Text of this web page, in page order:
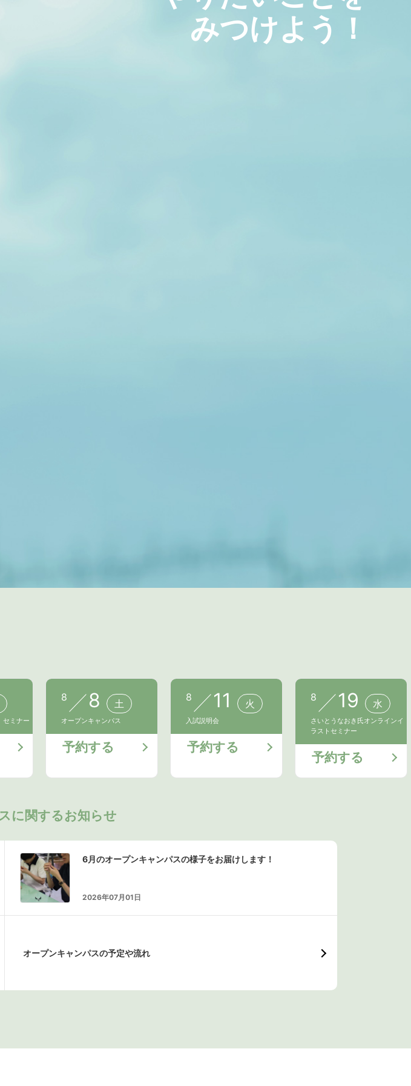
みつけよう！
ミナー
8 8 土
オープンキャンパス
予約する
8 11 火
入試説明会
予約する
8 19 水
さいとうなおき氏オンラインイ
ラストセミナー
予約する
に関するお知らせ
6月のオープンキャンパスの様子をお届けします！
2026年07月01日
オープンキャンパスの予定や流れ